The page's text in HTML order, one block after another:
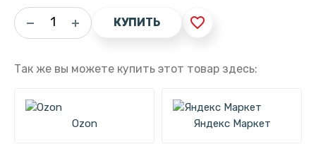
КУПИТЬ favorite_border
Так же вы можете купить этот товар здесь:
Ozon Яндекс Маркет